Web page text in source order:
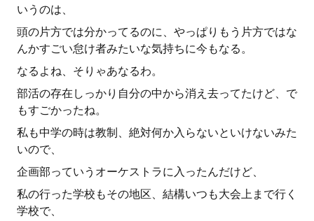
いうのは、
頭の片方では分かってるのに、やっぱりもう片方ではな
んかすごい怠け者みたいな気持ちに今もなる。
なるよね、そりゃあなるわ。
部活の存在しっかり自分の中から消え去ってたけど、で
もすごかったね。
私も中学の時は教制、絶対何か入らないといけないみた
いので、
企画部っていうオーケストラに入ったんだけど、
私の行った学校もその地区、結構いつも大会上まで行く
学校で、